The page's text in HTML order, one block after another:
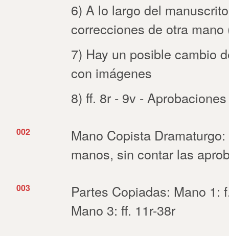
6) A lo largo del
correcciones de otra
7) Hay un posible cambio
con imágenes
8) ff. 8r - 9v -
002
Mano Copista
manos, sin contar las
003
Partes Copiadas: Mano 1:
Mano 3: ff. 11r-38r